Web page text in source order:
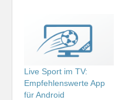
Live Sport im TV:
Empfehlenswerte App
für Android